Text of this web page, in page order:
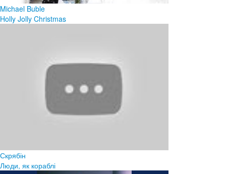
Michael Buble
Holly Jolly Christmas
Скрябін
Люди, як кораблі